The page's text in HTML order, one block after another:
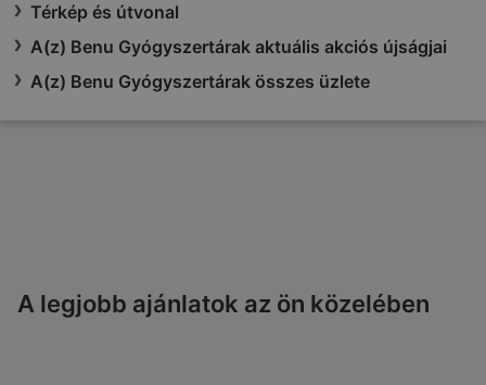
Térkép és útvonal
A(z) Benu Gyógyszertárak aktuális akciós újságjai
A(z) Benu Gyógyszertárak összes üzlete
A legjobb ajánlatok az ön közelében